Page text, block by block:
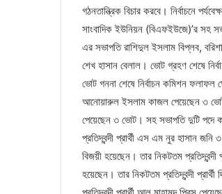
গঠনতান্ত্রিক বিচার করবে। নির্বাচনে
সাংবাদিক ইউনিয়ন (বিএফইউজে)’র সহ
এর সভাপতি রাশিদুল ইসলাম বিপ্লব,
শেখ হাসান বেলাল। ভোট গ্রহণ শেষে
ভোট গননা শেষে নির্বাচন কমিশন ফলাফল
আনোয়ারুল ইসলাম কাজল পেয়েছেন ৩
পেয়েছেন ৩ ভোট। সহ সভাপতি দুটি পদে
প্রতিদ্বন্দী প্রার্থী এস এম নুর হাসান
বিজয়ী হয়েছেন। তার নিকটতম
হয়েছেন। তার নিকটতম প্রতিদ্বন্দী